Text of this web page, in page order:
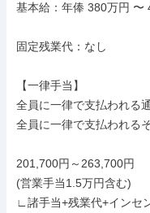
基本給：年俸 380万円 〜
固定残業代：なし
【一律手当】
全員に一律で支払われる
全員に一律で支払われる
201,700円～263,700円
(営業手当1.5万円含む)
∟諸手当+残業代+インセ